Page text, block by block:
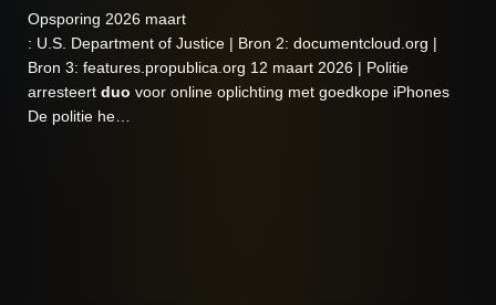
Opsporing 2026 maart
: U.S. Department of Justice | Bron 2: documentcloud.org |
Bron 3: features.propublica.org 12 maart 2026 | Politie
arresteert duo voor online oplichting met goedkope iPhones
De politie he…